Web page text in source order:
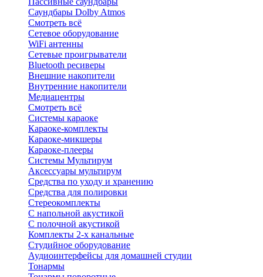
Саундбары Dolby Atmos
Смотреть всё
Сетевое оборудование
WiFi антенны
Сетевые проигрыватели
Bluetooth ресиверы
Внешние накопители
Внутренние накопители
Медиацентры
Смотреть всё
Системы караоке
Караоке-комплекты
Караоке-микшеры
Караоке-плееры
Системы Мультирум
Аксессуары мультирум
Средства по уходу и хранению
Средства для полировки
Стереокомплекты
C напольной акустикой
C полочной акустикой
Комплекты 2-х канальные
Студийное оборудование
Аудиоинтерфейсы для домашней студии
Тонармы